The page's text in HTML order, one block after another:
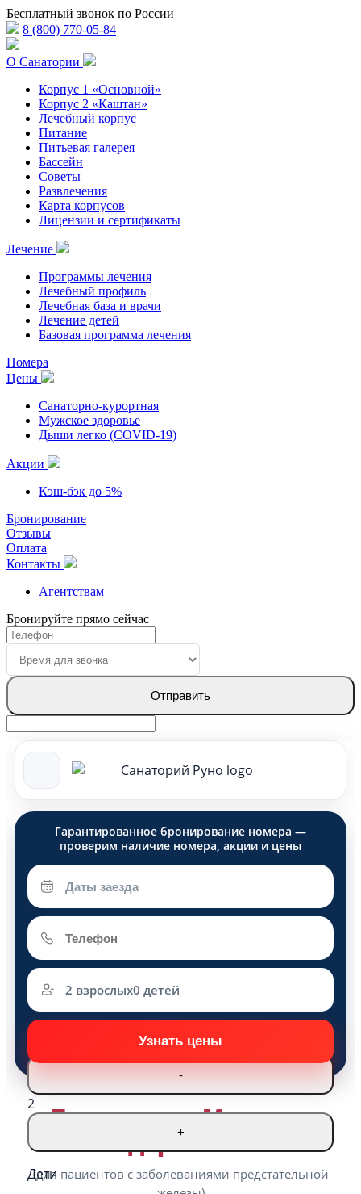
Бесплатный звонок по России
8 (800) 770-05-84
О Санатории
Корпус 1 «Основной»
Корпус 2 «Каштан»
Лечебный корпус
Питание
Питьевая галерея
Бассейн
Советы
Развлечения
Карта корпусов
Лицензии и сертификаты
Лечение
Программы лечения
Лечебный профиль
Лечебная база и врачи
Лечение детей
Базовая программа лечения
Номера
Цены
Санаторно-курортная
Мужское здоровье
Дыши легко (COVID-19)
Акции
Кэш-бэк до 5%
Бронирование
Отзывы
Оплата
Контакты
Агентствам
Бронируйте прямо сейчас
Отправить
2 взрослых0 детей
Взрослые
-
2
+
Дети
Программа «Мужское
здоровье»
(для пациентов с заболеваниями предстательной